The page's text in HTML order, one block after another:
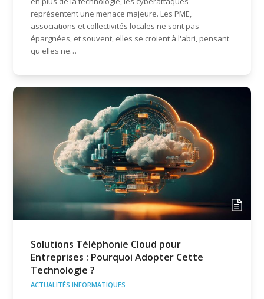
représentent une menace majeure. Les PME,
associations et collectivités locales ne sont pas
épargnées, et souvent, elles se croient à l'abri, pensant
qu'elles ne…
Solutions Téléphonie Cloud pour
Entreprises : Pourquoi Adopter Cette
Technologie ?
ACTUALITÉS INFORMATIQUES